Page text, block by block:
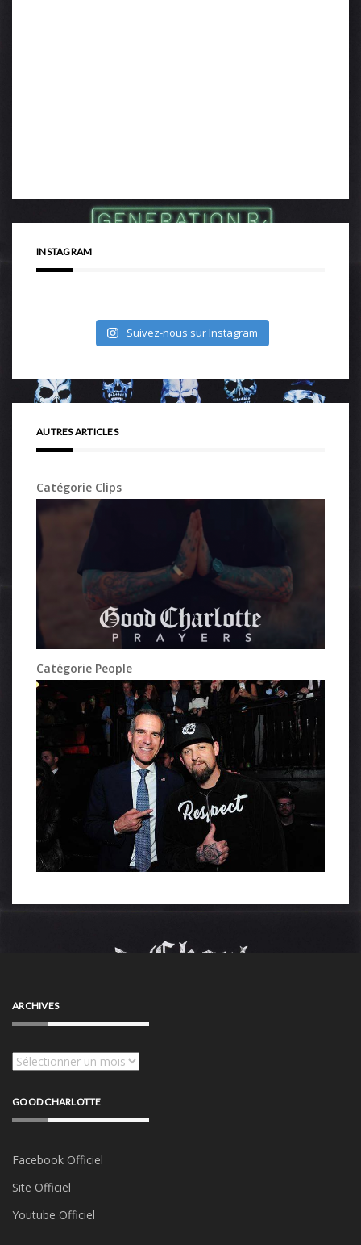
INSTAGRAM
Suivez-nous sur Instagram
AUTRES ARTICLES
Catégorie Clips
Catégorie People
ARCHIVES
Archives
GOOD CHARLOTTE
Facebook Officiel
Site Officiel
Youtube Officiel